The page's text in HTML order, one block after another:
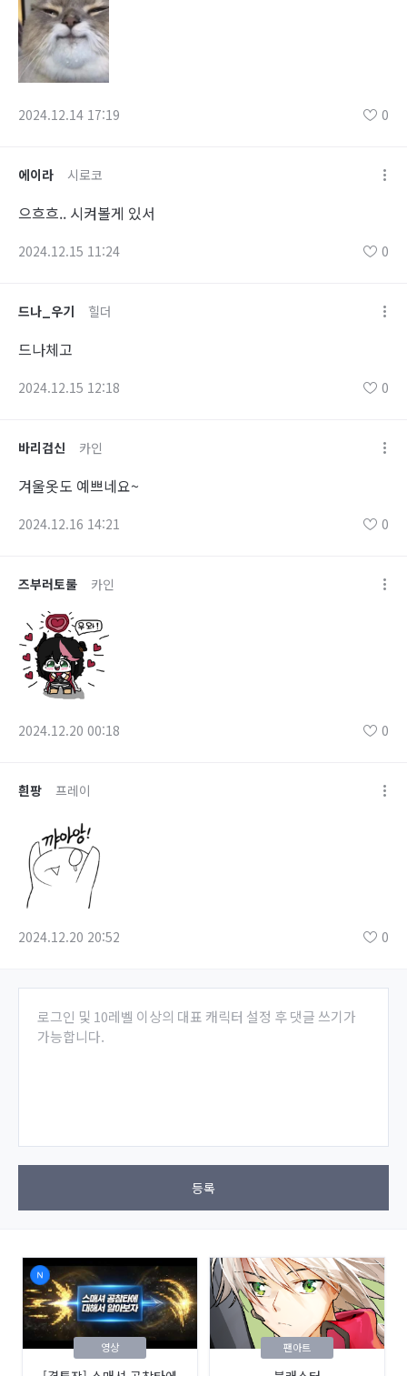
2024.12.14 17:19 0
에이라 시로코
으흐흐.. 시켜볼게 있서
2024.12.15 11:24 0
드나_우기 힐더
드나체고
2024.12.15 12:18 0
바리검신 카인
겨울옷도 예쁘네요~
2024.12.16 14:21 0
즈부러토룰 카인
2024.12.20 00:18 0
흰팡 프레이
2024.12.20 20:52 0
로그인 및 10레벨 이상의 대표 캐릭터 설정 후 댓글 쓰기가
가능합니다.
등록
영상 팬아트